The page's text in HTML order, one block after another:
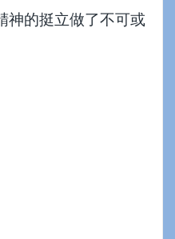
神的挺立做了不可或